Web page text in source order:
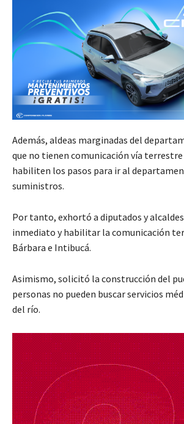
Además, aldeas marginadas del
que no tienen comunicación vía terrestre
habiliten los pasos para ir al
suministros.
Por tanto, exhortó a diputados y
inmediato y habilitar la comunicación
Bárbara e Intibucá.
Asimismo, solicitó la construcción del
personas no pueden buscar servicios
del río.